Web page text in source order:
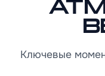
Ключевые